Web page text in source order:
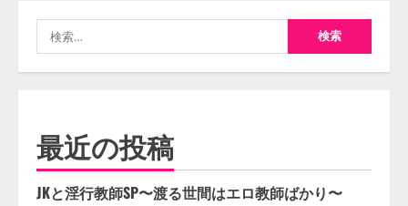
索:
最近の投稿
JKと淫行教師SP〜渡る世間はエロ教師ばかり〜